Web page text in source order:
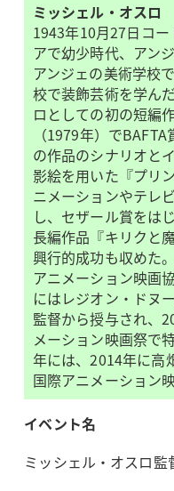
ミッシェル・オスロ
1943年10月27日コ
アで幼少時代、アン
アンジェの美術学校
校で装飾芸術を学ん
ロとしての初の短編
（1979年）で
の作品のシナリオと
影絵を用いた『プリ
ニメーションやテレ
し、セザール賞をは
長編作品『キリクと
興行的成功も収めた
アニメーション映画
にはレジオン・ドヌ
監督から授与され、
メーション映画祭で
年には、2014年に高
国際アニメーション
イベント名
ミッシェル・オスロ